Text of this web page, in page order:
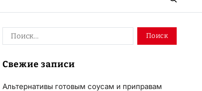
Свежие записи
Альтернативы готовым соусам и приправам